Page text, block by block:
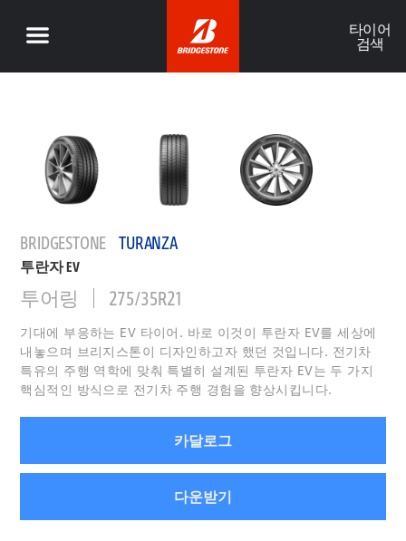
타이어
검색
BRIDGESTONE TURANZA
투란자 EV
투어링 275/35R21
기대에 부응하는 EV 타이어. 바로 이것이 투란자 EV를 세상에
내놓으며 브리지스톤이 디자인하고자 했던 것입니다. 전기차
특유의 주행 역학에 맞춰 특별히 설계된 투란자 EV는 두 가지
핵심적인 방식으로 전기차 주행 경험을 향상시킵니다.
카달로그
다운받기